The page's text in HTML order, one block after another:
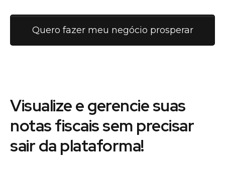
Quero fazer meu negócio prosperar
Visualize e gerencie suas
notas fiscais sem precisar
sair da plataforma!